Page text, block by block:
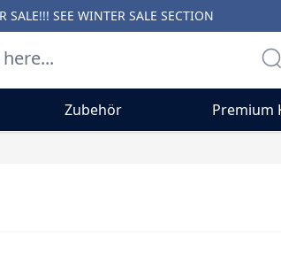
SALE!!! SEE WINTER SALE SECTION
Zubehör Premium